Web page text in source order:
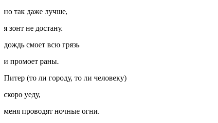
но так даже лучше,
я зонт не достану.
дождь смоет всю грязь
и промоет раны.
Питер (то ли городу, то ли человеку)
скоро уеду,
меня проводят ночные огни.